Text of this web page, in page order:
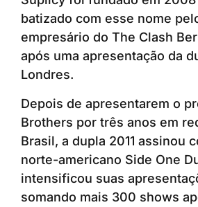
batizado com esse nome
empresário do The Clash
após uma apresentação da
Londres.
Depois de apresentarem o
Brothers por três anos em
Brasil, a dupla 2011 assinou
norte-americano Side One
intensificou suas
somando mais 300 shows